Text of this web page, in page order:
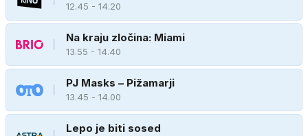
12.45 - 14.20
Na kraju zločina: Miami
13.55 - 14.40
PJ Masks – Pižamarji
13.45 - 14.00
Lepo je biti sosed